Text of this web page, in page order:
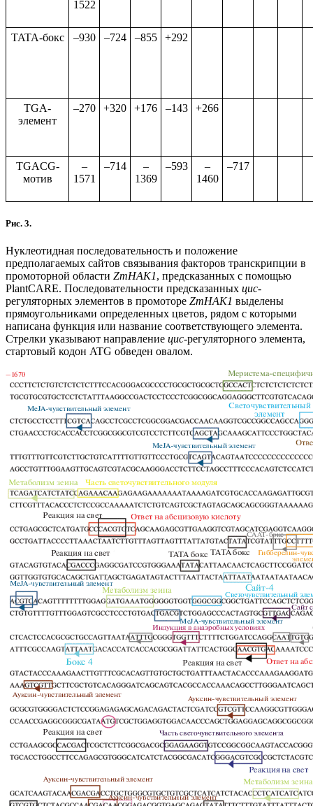
1522
TATA-бокс –930 –724 –855 +292
TGA-
элемент
–270 +320 +176 –143 +266
TGACG-
мотив
–
1571
–714
–
1369
–593
–
1460
–717
Рис. 3.
Нуклеотидная последовательность и положение
предполагаемых сайтов связывания факторов транскрипции в
промоторной области ZmHAK1, предсказанных с помощью
PlantCARE. Последовательности предсказанных цис-
регуляторных элементов в промоторе ZmHAK1 выделены
прямоугольниками определенных цветов, рядом с которыми
написана функция или название соответствующего элемента.
Стрелки указывают направление цис-регуляторного элемента,
стартовый кодон ATG обведен овалом.